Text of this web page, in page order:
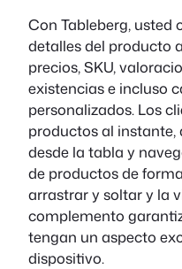
Con Tableberg,
detalles del producto
precios, SKU,
existencias e incluso
personalizados. Los
productos al
desde la tabla y
de productos de
arrastrar y soltar y la
complemento
tengan un aspecto
dispositivo.